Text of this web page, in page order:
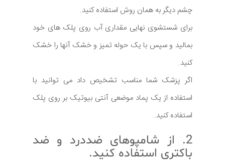
چشم دیگر به همان روش استفاده کنید.
برای شستشوی نهایی مقداری آب روی پلک های خود
بمالید و سپس با یک حوله تمیز و خشک آنها را خشک
کنید.
اگر پزشک شما مناسب تشخیص داد می توانید با
استفاده از یک پماد موضعی آنتی بیوتیک بر روی پلک
استفاده کنید.
2. از شامپوهای ضددرد و ضد
باکتری استفاده کنید.